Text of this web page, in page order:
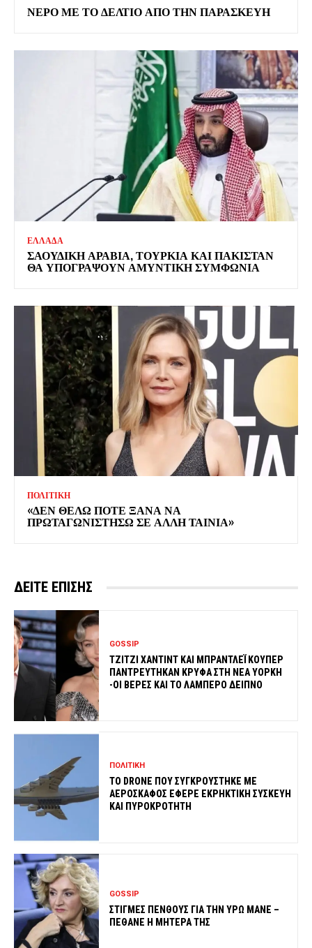
ΝΕΡΟ ΜΕ ΤΟ ΔΕΛΤΙΟ ΑΠΟ ΤΗΝ ΠΑΡΑΣΚΕΥΗ
ΕΛΛΑΔΑ
ΣΑΟΥΔΙΚΗ ΑΡΑΒΙΑ, ΤΟΥΡΚΙΑ ΚΑΙ ΠΑΚΙΣΤΑΝ
ΘΑ ΥΠΟΓΡΑΨΟΥΝ ΑΜΥΝΤΙΚΗ ΣΥΜΦΩΝΙΑ
ΠΟΛΙΤΙΚΗ
«ΔΕΝ ΘΕΛΩ ΠΟΤΕ ΞΑΝΑ ΝΑ
ΠΡΩΤΑΓΩΝΙΣΤΗΣΩ ΣΕ ΑΛΛΗ ΤΑΙΝΙΑ»
ΔΕΙΤΕ ΕΠΙΣΗΣ
GOSSIP
ΤΖΙΤΖΙ ΧΑΝΤΙΝΤ ΚΑΙ ΜΠΡΑΝΤΛΕΪ ΚΟΥΠΕΡ
ΠΑΝΤΡΕΥΤΗΚΑΝ ΚΡΥΦΑ ΣΤΗ ΝΕΑ ΥΟΡΚΗ
-ΟΙ ΒΕΡΕΣ ΚΑΙ ΤΟ ΛΑΜΠΕΡΟ ΔΕΙΠΝΟ
ΠΟΛΙΤΙΚΗ
ΤΟ DRONE ΠΟΥ ΣΥΓΚΡΟΥΣΤΗΚΕ ΜΕ
ΑΕΡΟΣΚΑΦΟΣ ΕΦΕΡΕ ΕΚΡΗΚΤΙΚΗ ΣΥΣΚΕΥΗ
ΚΑΙ ΠΥΡΟΚΡΟΤΗΤΗ
GOSSIP
ΣΤΙΓΜΕΣ ΠΕΝΘΟΥΣ ΓΙΑ ΤΗΝ ΥΡΩ ΜΑΝΕ –
ΠΕΘΑΝΕ Η ΜΗΤΕΡΑ ΤΗΣ